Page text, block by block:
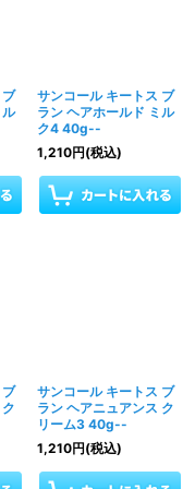
サンコール キートス ブ
ラン ヘアホールド ミル
ク4 40g--
1,210円(税込)
サンコール キートス ブ
ラン ヘアニュアンス ク
リーム3 40g--
1,210円(税込)